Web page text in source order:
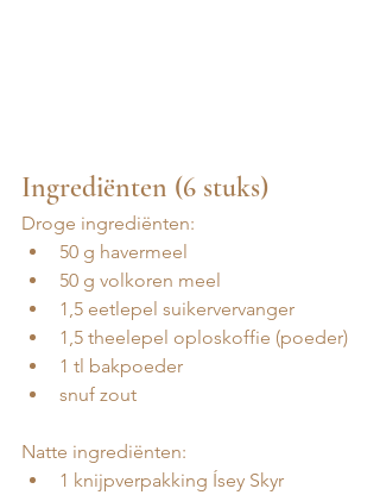
Ingrediënten (6 stuks)
Droge ingrediënten:
50 g havermeel
50 g volkoren meel
1,5 eetlepel suikervervanger
1,5 theelepel oploskoffie (poeder)
1 tl bakpoeder
snuf zout
Natte ingrediënten:
1 knijpverpakking Ísey Skyr